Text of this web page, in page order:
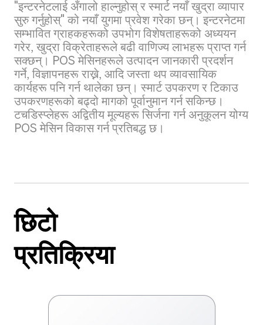
"इन्टरनेटलाई अँगालो हाल्नुहोस् र स्मार्ट नयाँ खुद्रा व्यापार
सुरु गर्नुहोस्" को नयाँ युगमा प्रवेश गरेका छन्। इन्टरनेटमा
सम्भावित ग्राहकहरूको उपभोग विशेषताहरूको अध्ययन
गरेर, खुद्रा विक्रेताहरूले बढी वाणिज्य लाभहरू प्राप्त गर्न
सक्छन्। POS मेसिनहरूले उत्पादन जानकारी प्रदर्शन
गर्ने, विज्ञापनहरू राख्ने, आदि जस्ता थप व्यावसायिक
कार्यहरू पनि गर्न थालेका छन्। स्मार्ट उपकरण र टिकाउ
उपकरणहरूको बढ्दो मागको पूर्वानुमान गर्न सकिन्छ।
टचडिस्प्लेहरू अद्वितीय मूल्यहरू सिर्जना गर्न अनुकूलन योग्य
POS मेसिन विकास गर्न प्रतिबद्ध छ।
छिटो
प्रतिक्रिया